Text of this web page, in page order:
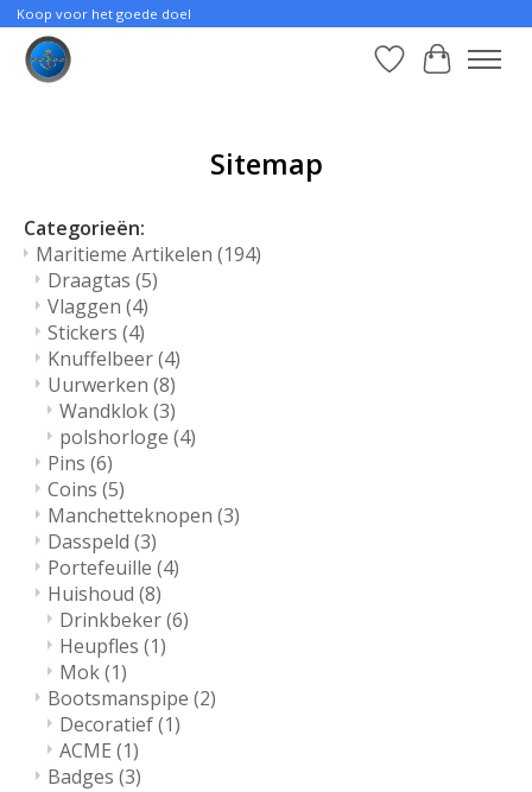
Koop voor het goede doel
Verlanglijst
Sitemap
Categorieën:
Maritieme Artikelen (194)
Draagtas (5)
Vlaggen (4)
Stickers (4)
Knuffelbeer(4)
Uurwerken (8)
Wandklok(3)
polshorloge (4)
Pins (6)
Coins (5)
Manchetteknopen (3)
Dasspeld (3)
Portefeuille (4)
Huishoud (8)
Drinkbeker(6)
Heupfles (1)
Mok(1)
Bootsmanspipe (2)
Decoratief(1)
ACME (1)
Badges (3)